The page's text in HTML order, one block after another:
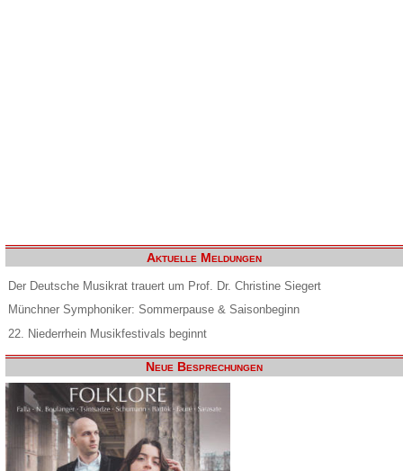
Aktuelle Meldungen
Der Deutsche Musikrat trauert um Prof. Dr. Christine Siegert
Münchner Symphoniker: Sommerpause & Saisonbeginn
22. Niederrhein Musikfestivals beginnt
Neue Besprechungen